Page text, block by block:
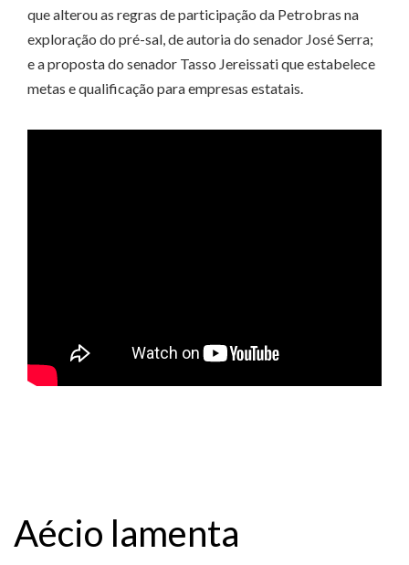
que alterou as regras de participação da Petrobras na
exploração do pré-sal, de autoria do senador José Serra;
e a proposta do senador Tasso Jereissati que estabelece
metas e qualificação para empresas estatais.
Aécio lamenta